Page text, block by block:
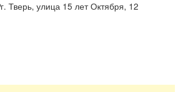
г. Тверь, улица 15 лет Октября, 12